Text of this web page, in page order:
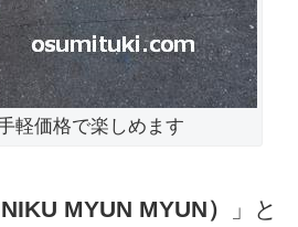
軽価格で楽しめます
MYUN MYUN）
」と